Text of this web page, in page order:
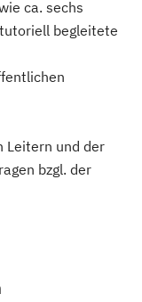
ca. sechs
begleitete
Leitern und der
bzgl. der